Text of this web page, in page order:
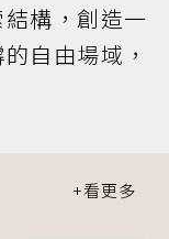
構，創造一
自由場域，